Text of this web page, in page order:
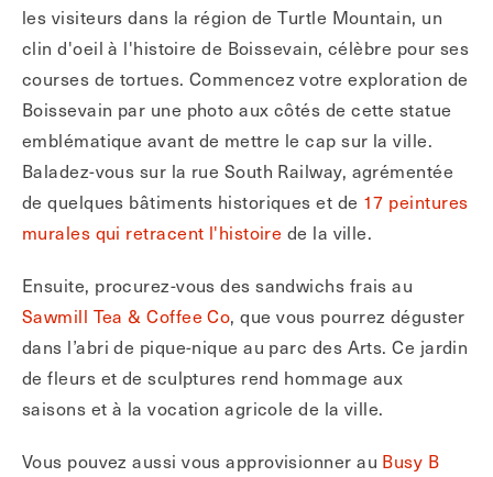
les visiteurs dans la région de Turtle Mountain, un
clin d'oeil à l'histoire de Boissevain, célèbre pour ses
courses de tortues. Commencez votre exploration de
Boissevain par une photo aux côtés de cette statue
emblématique avant de mettre le cap sur la ville.
Baladez-vous sur la rue South Railway, agrémentée
de quelques bâtiments historiques et de 17 peintures
murales qui retracent l'histoire de la ville.
Ensuite, procurez-vous des sandwichs frais au
Sawmill Tea & Coffee Co, que vous pourrez déguster
dans l’abri de pique-nique au parc des Arts. Ce jardin
de fleurs et de sculptures rend hommage aux
saisons et à la vocation agricole de la ville.
Vous pouvez aussi vous approvisionner au Busy B